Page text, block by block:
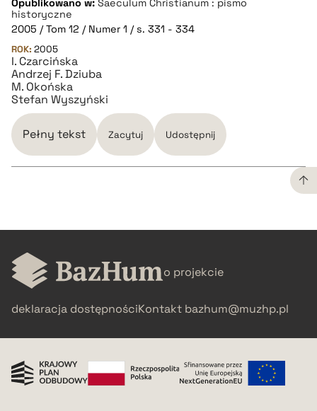
Opublikowano w: Saeculum Christianum : pismo
historyczne
2005 / Tom 12 / Numer 1 / s. 331 - 334
ROK: 2005
I. Czarcińska
Andrzej F. Dziuba
M. Okońska
Stefan Wyszyński
Pełny tekst Zacytuj Udostępnij
pobierz cytat
o projekcie
deklaracja dostępnościKontakt bazhum@muzhp.pl